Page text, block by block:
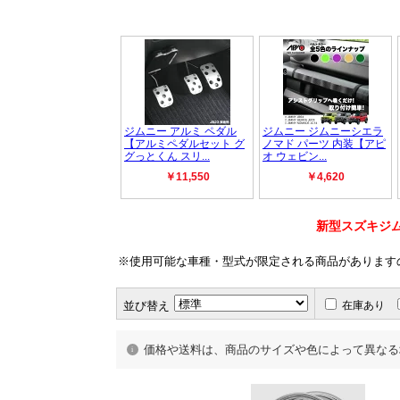
新型スズキジ
※使用可能な車種・型式が限定される商品がありま
並び替え 在庫あり
価格や送料は、商品のサイズや色によって異な